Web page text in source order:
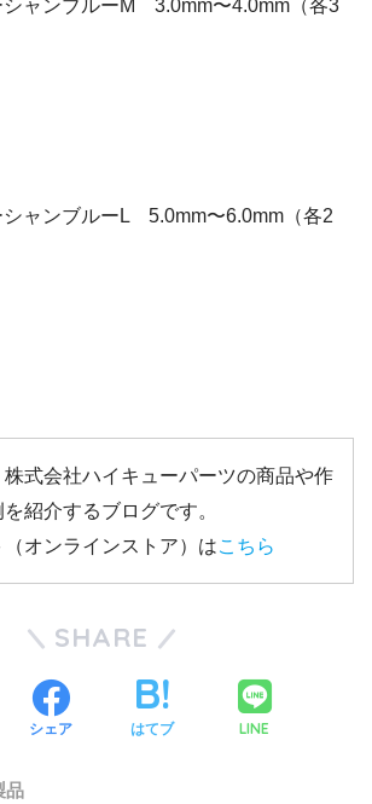
ャンブルーM 3.0mm〜4.0mm（各3
ャンブルーL 5.0mm〜6.0mm（各2
株式会社ハイキューパーツの商品や作
を紹介するブログです。
オンラインストア）はこちら
SHARE
シェア はてブ LINE
品